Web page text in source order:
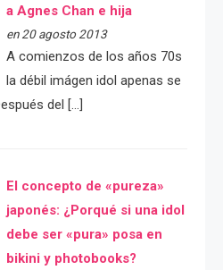
a Agnes Chan e hija
en 20 agosto 2013
A comienzos de los años 70s
la débil imágen idol apenas se
del […]
El concepto de «pureza»
japonés: ¿Porqué si una idol
debe ser «pura» posa en
bikini y photobooks?